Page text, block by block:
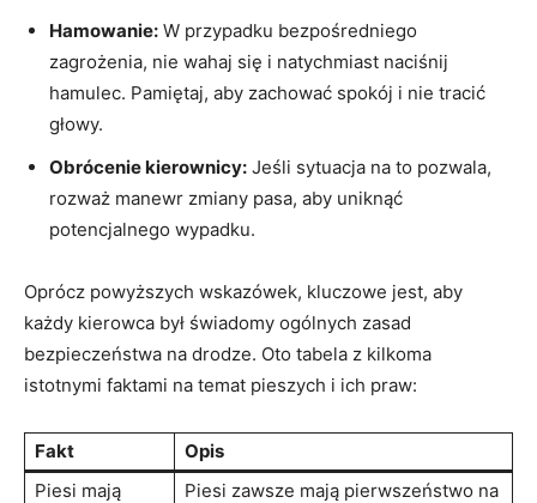
Hamowanie: W przypadku bezpośredniego
zagrożenia, nie wahaj się i natychmiast naciśnij
hamulec. Pamiętaj, aby zachować spokój i nie tracić
głowy.
Obrócenie kierownicy: Jeśli sytuacja na to pozwala,
rozważ manewr zmiany pasa, aby uniknąć
potencjalnego wypadku.
Oprócz powyższych wskazówek, kluczowe jest, aby
każdy kierowca był świadomy ogólnych zasad
bezpieczeństwa na drodze. Oto tabela z kilkoma
istotnymi faktami na temat pieszych i ich praw:
Fakt
Opis
Piesi mają
Piesi zawsze mają pierwszeństwo na